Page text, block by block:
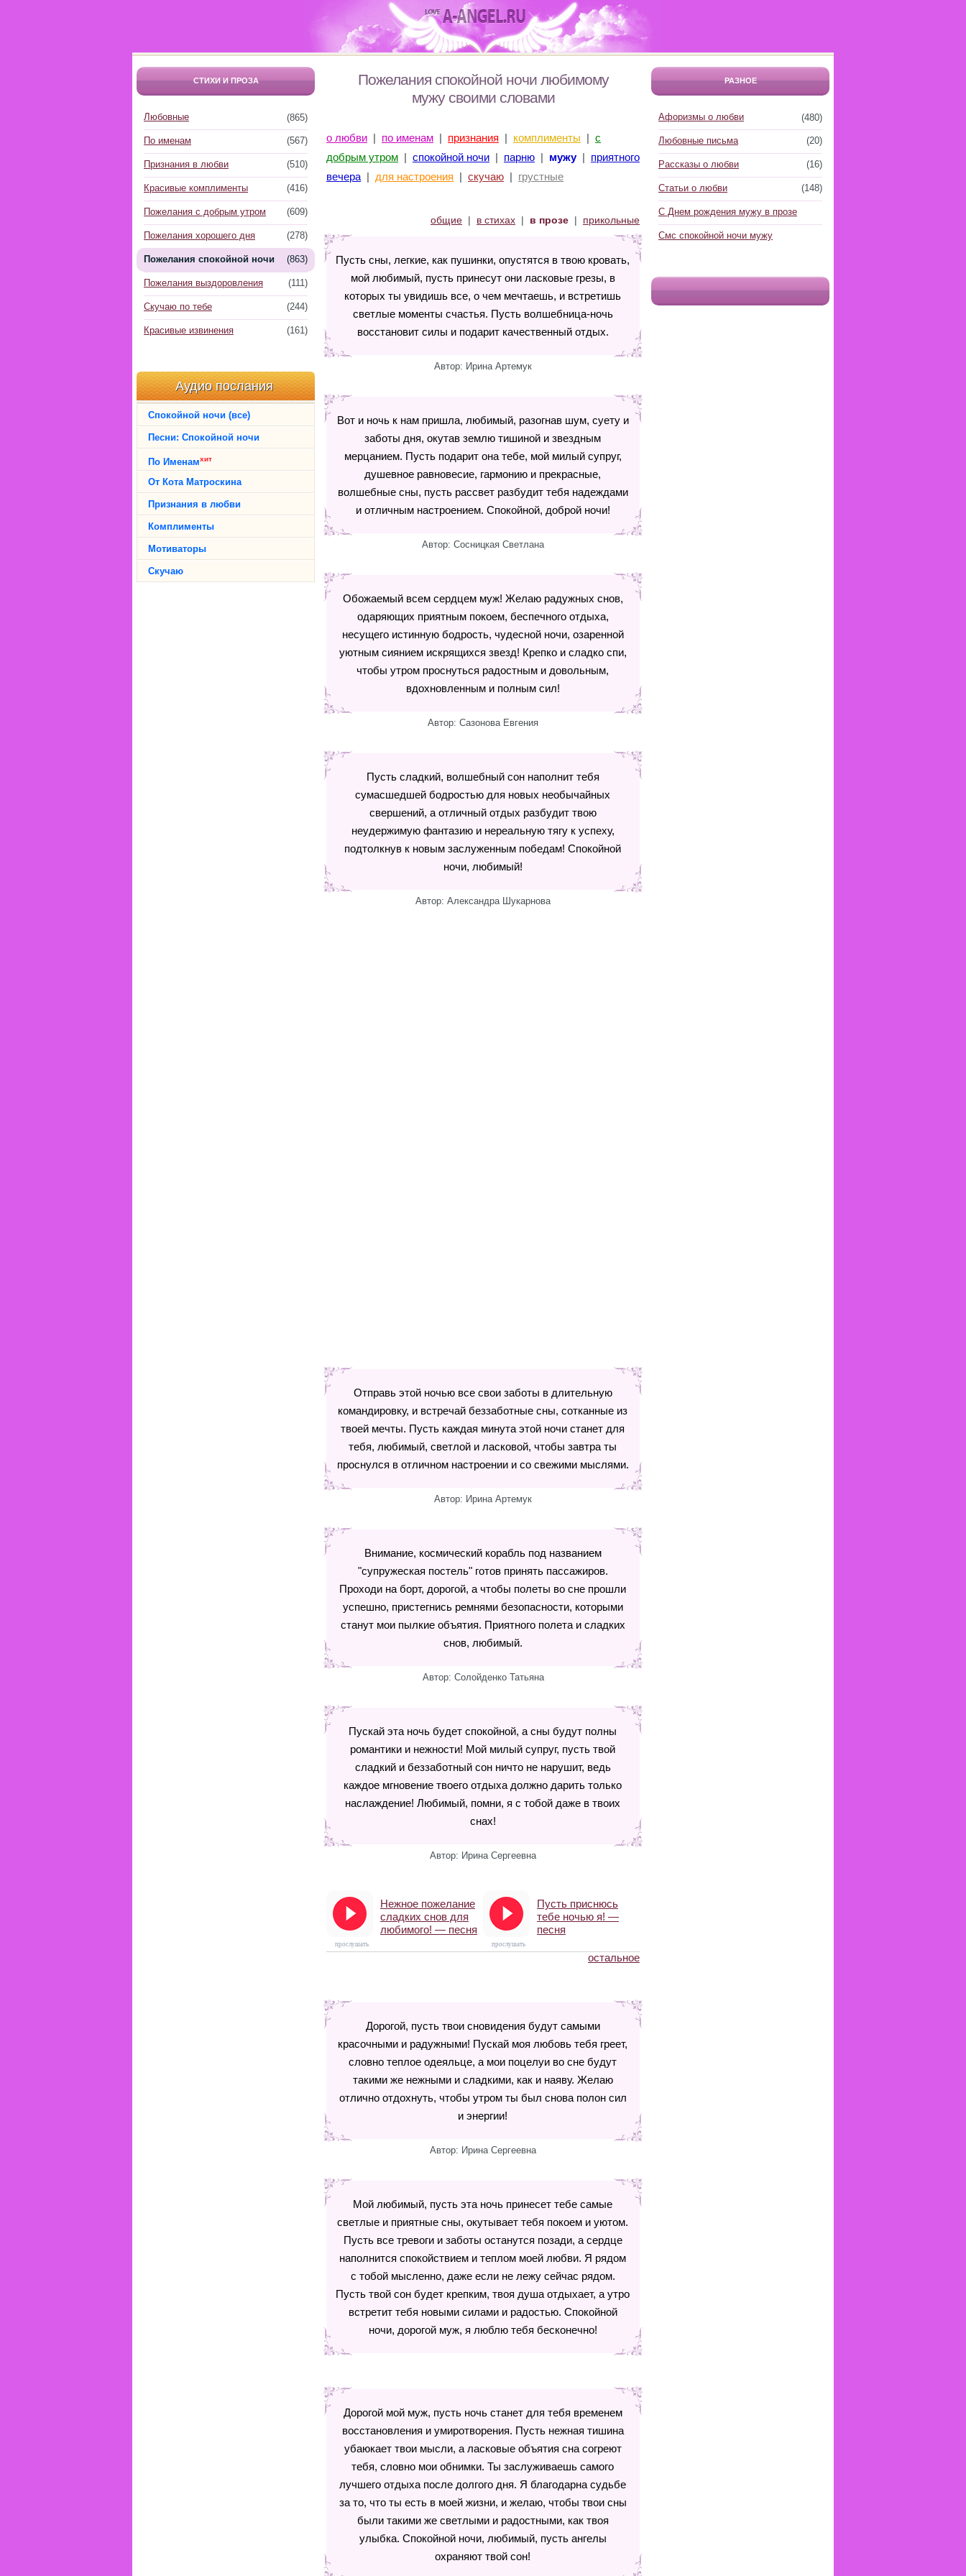
Пожелания спокойной ночи любимому
мужу своими словами
о любви | по именам | признания | комплименты | с
добрым утром | спокойной ночи | парню | мужу| приятного
вечера | для настроения | скучаю | грустные
общие | в стихах | в прозе | прикольные
Пусть сны, легкие, как пушинки, опустятся в твою кровать,
мой любимый, пусть принесут они ласковые грезы, в
которых ты увидишь все, о чем мечтаешь, и встретишь
светлые моменты счастья. Пусть волшебница-ночь
восстановит силы и подарит качественный отдых.
Автор: Ирина Артемук
Вот и ночь к нам пришла, любимый, разогнав шум, суету и
заботы дня, окутав землю тишиной и звездным
мерцанием. Пусть подарит она тебе, мой милый супруг,
душевное равновесие, гармонию и прекрасные,
волшебные сны, пусть рассвет разбудит тебя надеждами
и отличным настроением. Спокойной, доброй ночи!
Автор: Сосницкая Светлана
Обожаемый всем сердцем муж! Желаю радужных снов,
одаряющих приятным покоем, беспечного отдыха,
несущего истинную бодрость, чудесной ночи, озаренной
уютным сиянием искрящихся звезд! Крепко и сладко спи,
чтобы утром проснуться радостным и довольным,
вдохновленным и полным сил!
Автор: Сазонова Евгения
Пусть сладкий, волшебный сон наполнит тебя
сумасшедшей бодростью для новых необычайных
свершений, а отличный отдых разбудит твою
неудержимую фантазию и нереальную тягу к успеху,
подтолкнув к новым заслуженным победам! Спокойной
ночи, любимый!
Автор: Александра Шукарнова
Отправь этой ночью все свои заботы в длительную
командировку, и встречай беззаботные сны, сотканные из
твоей мечты. Пусть каждая минута этой ночи станет для
тебя, любимый, светлой и ласковой, чтобы завтра ты
проснулся в отличном настроении и со свежими мыслями.
Автор: Ирина Артемук
Внимание, космический корабль под названием
"супружеская постель" готов принять пассажиров.
Проходи на борт, дорогой, а чтобы полеты во сне прошли
успешно, пристегнись ремнями безопасности, которыми
станут мои пылкие объятия. Приятного полета и сладких
снов, любимый.
Автор: Солойденко Татьяна
Пускай эта ночь будет спокойной, а сны будут полны
романтики и нежности! Мой милый супруг, пусть твой
сладкий и беззаботный сон ничто не нарушит, ведь
каждое мгновение твоего отдыха должно дарить только
наслаждение! Любимый, помни, я с тобой даже в твоих
снах!
Автор: Ирина Сергеевна
Нежное пожелание
сладких снов для
любимого! — песня
прослушать
Пусть приснюсь
тебе ночью я! —
песня
прослушать
остальное
Дорогой, пусть твои сновидения будут самыми
красочными и радужными! Пускай моя любовь тебя греет,
словно теплое одеяльце, а мои поцелуи во сне будут
такими же нежными и сладкими, как и наяву. Желаю
отлично отдохнуть, чтобы утром ты был снова полон сил
и энергии!
Автор: Ирина Сергеевна
Мой любимый, пусть эта ночь принесет тебе самые
светлые и приятные сны, окутывает тебя покоем и уютом.
Пусть все тревоги и заботы останутся позади, а сердце
наполнится спокойствием и теплом моей любви. Я рядом
с тобой мысленно, даже если не лежу сейчас рядом.
Пусть твой сон будет крепким, твоя душа отдыхает, а утро
встретит тебя новыми силами и радостью. Спокойной
ночи, дорогой муж, я люблю тебя бесконечно!
Дорогой мой муж, пусть ночь станет для тебя временем
восстановления и умиротворения. Пусть нежная тишина
убаюкает твои мысли, а ласковые объятия сна согреют
тебя, словно мои обнимки. Ты заслуживаешь самого
лучшего отдыха после долгого дня. Я благодарна судьбе
за то, что ты есть в моей жизни, и желаю, чтобы твои сны
были такими же светлыми и радостными, как твоя
улыбка. Спокойной ночи, любимый, пусть ангелы
охраняют твой сон!
СТИХИ И ПРОЗА
(865)
Любовные
(567)
По именам
(510)
Признания в любви
(416)
Красивые комплименты
(609)
Пожелания с добрым утром
(278)
Пожелания хорошего дня
(863)
Пожелания спокойной ночи
(111)
Пожелания выздоровления
(244)
Скучаю по тебе
(161)
Красивые извинения
Аудио послания
Спокойной ночи (все)
Песни: Спокойной ночи
По Именамхит
От Кота Матроскина
Признания в любви
Комплименты
Мотиваторы
Скучаю
РАЗНОЕ
(480)
Афоризмы о любви
(20)
Любовные письма
(16)
Рассказы о любви
(148)
Статьи о любви
С Днем рождения мужу в прозе
Смс спокойной ночи мужу